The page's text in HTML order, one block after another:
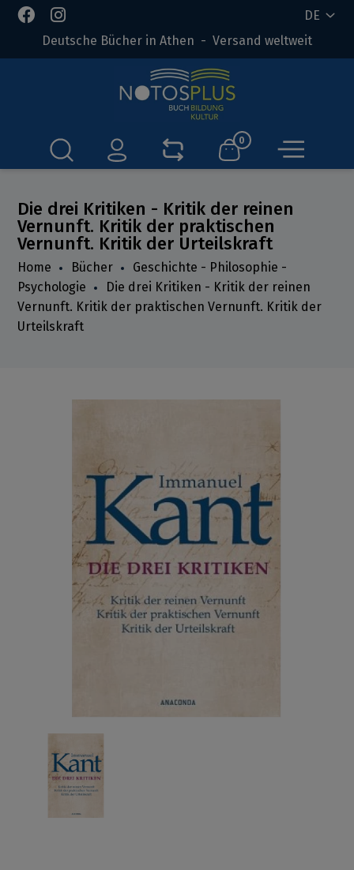
DE
Deutsche Bücher in Athen - Versand weltweit
0
Die drei Kritiken - Kritik der reinen
Vernunft. Kritik der praktischen
Vernunft. Kritik der Urteilskraft
Home Bücher
Geschichte - Philosophie -
Psychologie
Die drei Kritiken - Kritik der reinen
Vernunft. Kritik der praktischen Vernunft. Kritik der
Urteilskraft